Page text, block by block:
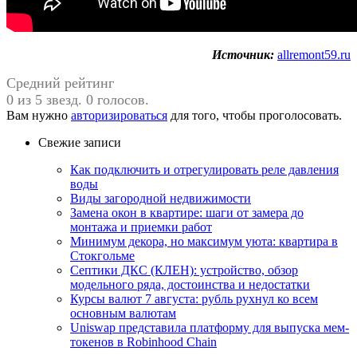
Источник: allremont59.ru
Средний рейтинг
0 из 5 звезд. 0 голосов.
Вам нужно авторизироваться для того, чтобы проголосовать.
Свежие записи
Как подключить и отрегулировать реле давления
воды
Виды загородной недвижимости
Замена окон в квартире: шаги от замера до
монтажа и приемки работ
Минимум декора, но максимум уюта: квартира в
Стокгольме
Септики ДКС (КЛЕН): устройство, обзор
модельного ряда, достоинства и недостатки
Курсы валют 7 августа: рубль рухнул ко всем
основным валютам
Uniswap представила платформу для выпуска мем-
токенов в Robinhood Chain